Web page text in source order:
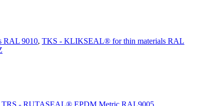
RAL 9010, TKS - KLIKSEAL® for thin materials RAL
TRS - RUTASEAL® EPDM Metric RAL9005